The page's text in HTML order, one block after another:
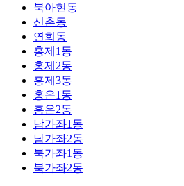
북아현동
신촌동
연희동
홍제1동
홍제2동
홍제3동
홍은1동
홍은2동
남가좌1동
남가좌2동
북가좌1동
북가좌2동